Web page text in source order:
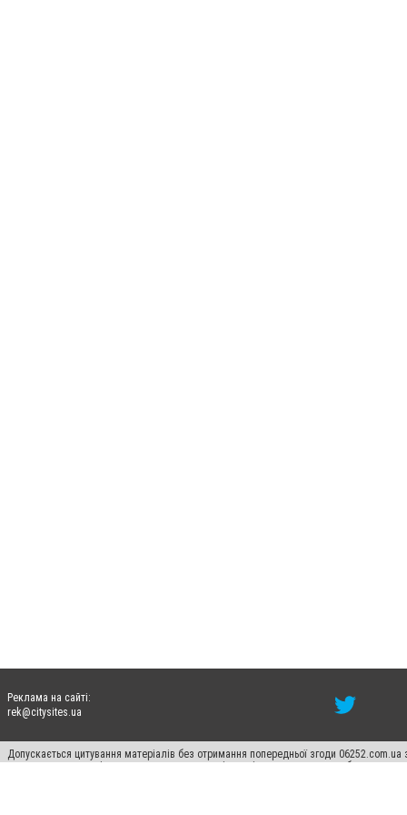
Реклама на сайті:
rek@citysites.ua
Допускається цитування матеріалів без отримання попередньої згоди
пошукових систем гіперпосилання на цитовані статті не нижче другого абзацу в